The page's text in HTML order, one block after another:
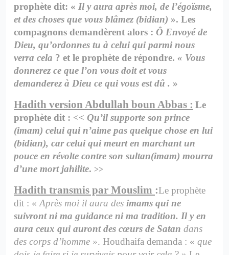
prophète dit: « Il y aura après moi, de l’égoïsme,
et des choses que vous blâmez (bidian) ». Les
compagnons demandèrent alors : Ô Envoyé de
Dieu, qu’ordonnes tu à celui qui parmi nous
verra cela ? et le prophète de répondre. « Vous
donnerez ce que l’on vous doit et vous
demanderez à Dieu ce qui vous est dû . »
Hadith version Abdullah boun Abbas : Le
prophète dit : << Qu’il supporte son prince
(imam) celui qui n’aime pas quelque chose en lui
(bidian), car celui qui meurt en marchant un
pouce en révolte contre son sultan(imam) mourra
d’une mort jahilite. >>
Hadith transmis par Mouslim :Le prophète
dit : « Après moi il aura des imams qui ne
suivront ni ma guidance ni ma tradition. Il y en
aura ceux qui auront des cœurs de Satan dans
des corps d’homme ». Houdhaifa demanda : « que